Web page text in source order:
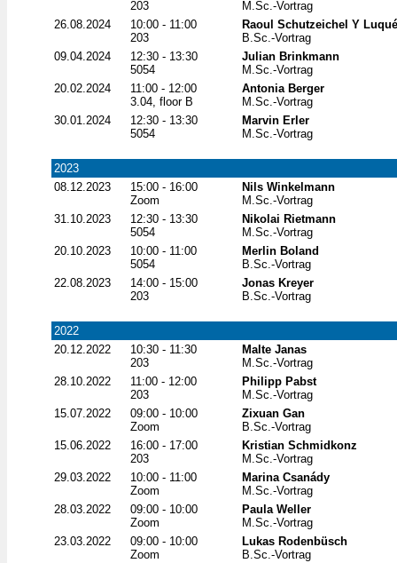
203
M.Sc.-Vortrag
26.08.2024
10:00 - 11:00
203
Raoul Schutzeichel Y Luqué
B.Sc.-Vortrag
09.04.2024
12:30 - 13:30
5054
Julian Brinkmann
M.Sc.-Vortrag
20.02.2024
11:00 - 12:00
3.04, floor B
Antonia Berger
M.Sc.-Vortrag
30.01.2024
12:30 - 13:30
5054
Marvin Erler
M.Sc.-Vortrag
2023
08.12.2023
15:00 - 16:00
Zoom
Nils Winkelmann
M.Sc.-Vortrag
31.10.2023
12:30 - 13:30
5054
Nikolai Rietmann
M.Sc.-Vortrag
20.10.2023
10:00 - 11:00
5054
Merlin Boland
B.Sc.-Vortrag
22.08.2023
14:00 - 15:00
203
Jonas Kreyer
B.Sc.-Vortrag
2022
20.12.2022
10:30 - 11:30
203
Malte Janas
M.Sc.-Vortrag
28.10.2022
11:00 - 12:00
203
Philipp Pabst
M.Sc.-Vortrag
15.07.2022
09:00 - 10:00
Zoom
Zixuan Gan
B.Sc.-Vortrag
15.06.2022
16:00 - 17:00
203
Kristian Schmidkonz
M.Sc.-Vortrag
29.03.2022
10:00 - 11:00
Zoom
Marina Csanády
M.Sc.-Vortrag
28.03.2022
09:00 - 10:00
Zoom
Paula Weller
M.Sc.-Vortrag
23.03.2022
09:00 - 10:00
Zoom
Lukas Rodenbüsch
B.Sc.-Vortrag